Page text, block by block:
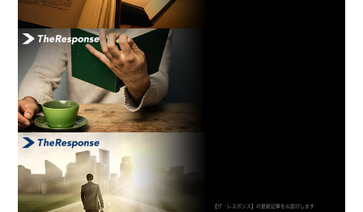
【ザ・レスポンス】の最新記事をお届けします